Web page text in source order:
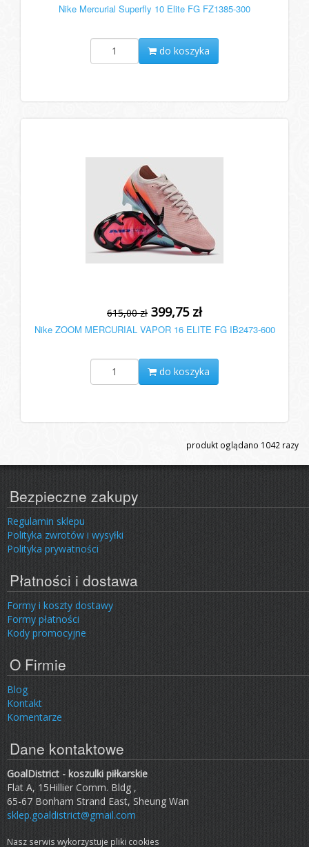
Nike Mercurial Superfly 10 Elite FG FZ1385-300
do koszyka
615,00 zł 399,75 zł
Nike ZOOM MERCURIAL VAPOR 16 ELITE FG IB2473-600
do koszyka
produkt oglądano 1042 razy
Bezpieczne zakupy
Regulamin sklepu
Polityka zwrotów i wysyłki
Polityka prywatności
Płatności i dostawa
Formy i koszty dostawy
Formy płatności
Kody promocyjne
O Firmie
Blog
Kontakt
Komentarze
Dane kontaktowe
GoalDistrict - koszulki piłkarskie
Flat A, 15Hillier Comm. Bldg ,
65-67 Bonham Strand East, Sheung Wan
sklep.goaldistrict@gmail.com
Nasz serwis wykorzystuje pliki cookies